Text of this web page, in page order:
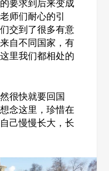
要求到后来变成
师们耐心的引
交到了很多有意
自不同国家，有
里我们都相处的
很快就要回国
念这里，珍惜在
己慢慢长大，长